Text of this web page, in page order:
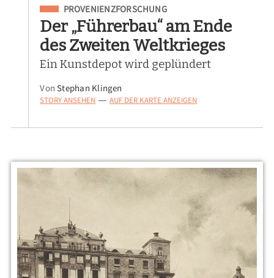
Eingeordnet unter
PROVENIENZFORSCHUNG
Der „Führerbau“ am Ende
des Zweiten Weltkrieges
Ein Kunstdepot wird geplündert
VonStephan Klingen
STORY ANSEHEN — AUF DER KARTE ANZEIGEN